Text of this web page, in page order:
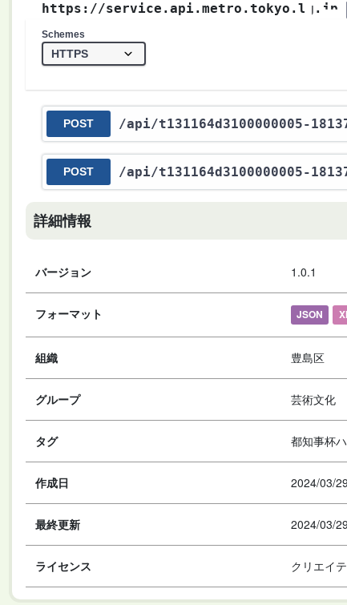
https://service.api.metro.tokyo.lg.jp
Schemes
POST /api/t131164d3100000005-
POST /api/t131164d3100000005-
詳細情報
バージョン 1.0.1
フォーマット JSON
組織 豊島区
グループ 芸術文化
タグ 都知事杯
作成日 2024/03/
最終更新 2024/03/
ライセンス クリエイ